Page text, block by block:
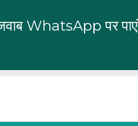
WhatsApp पर पाएं
Prices